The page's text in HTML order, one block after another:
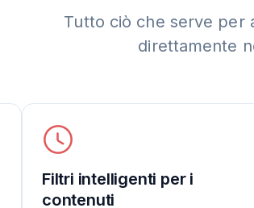
Tutto ciò che serve per
direttamente
Filtri intelligenti per i
contenuti